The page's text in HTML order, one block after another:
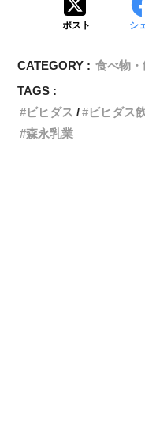
ポスト シ
CATEGORY : 食べ物
TAGS :
ビヒダス
ビヒダス
森永乳業